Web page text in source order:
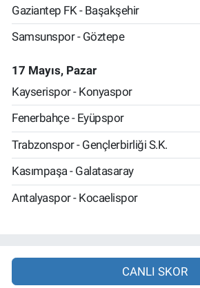
Gaziantep FK - Başakşehir
Samsunspor - Göztepe
17 Mayıs, Pazar
Kayserispor - Konyaspor
Fenerbahçe - Eyüpspor
Trabzonspor - Gençlerbirliği S.K.
Kasımpaşa - Galatasaray
Antalyaspor - Kocaelispor
CANLI SKOR